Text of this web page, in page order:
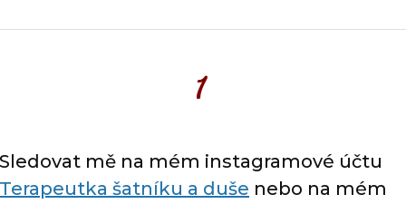
1
Sledovat mě na mém instagramové účtu
Terapeutka šatníku a duše nebo na mém